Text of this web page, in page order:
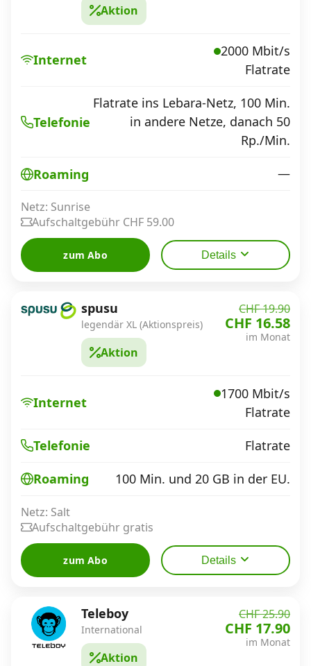
Aktion
Internet
2000 Mbit/s
Flatrate
Telefonie
Flatrate ins Lebara-Netz, 100 Min.
in andere Netze, danach 50
Rp./Min.
Roaming —
Netz: Sunrise
Aufschaltgebühr CHF 59.00
zum Abo Details
spusu
legendär XL (Aktionspreis)
Aktion
CHF 19.90
CHF 16.58
im Monat
Internet
1700 Mbit/s
Flatrate
Telefonie Flatrate
Roaming 100 Min. und 20 GB in der EU.
Netz: Salt
Aufschaltgebühr gratis
zum Abo Details
Teleboy
International
Aktion
CHF 25.90
CHF 17.90
im Monat